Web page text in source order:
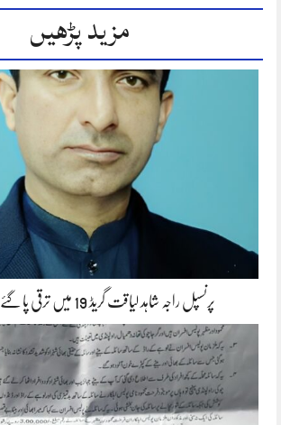
مزید پڑھیں
پرنسپل راجہ شاہد لیاقت گریڈ 19 میں ترقی پا گئے، خوشی کی لہر